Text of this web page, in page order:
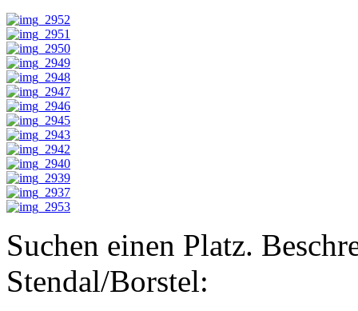
Suchen einen Platz.
Stendal/Borstel: